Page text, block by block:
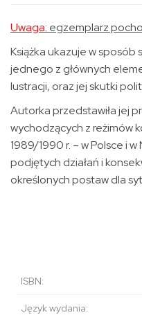
Uwaga: egzemplarz
Książka ukazuje w
jednego z głównych
lustracji, oraz jej skutki
Autorka przedstawiła jej
wychodzących z reżimów
1989/1990 r. – w Polsce i
podjętych działań i
określonych postaw dla
ISBN:
Język wydania: